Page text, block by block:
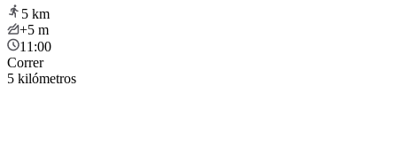
5 km
+5 m
11:00
Correr
5 kilómetros